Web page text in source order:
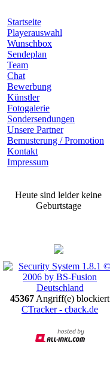
Startseite
Playerauswahl
Wunschbox
Sendeplan
Team
Chat
Bewerbung
Künstler
Fotogalerie
Sondersendungen
Unsere Partner
Bemusterung / Promotion
Kontakt
Impressum
Heute sind leider keine
Geburtstage
45367 Angriff(e) blockiert
CTracker - cback.de